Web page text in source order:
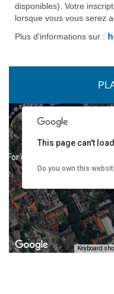
disponibles). Votre
lorsque vous vous serez
Plus d'informations sur :
For development purposes
Keyboard
This page can't
Do you own this